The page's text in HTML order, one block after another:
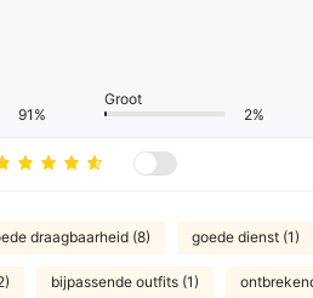
91%
Groot
2%
draagbaarheid (8) goede dienst (1)
bijpassende outfits (1)